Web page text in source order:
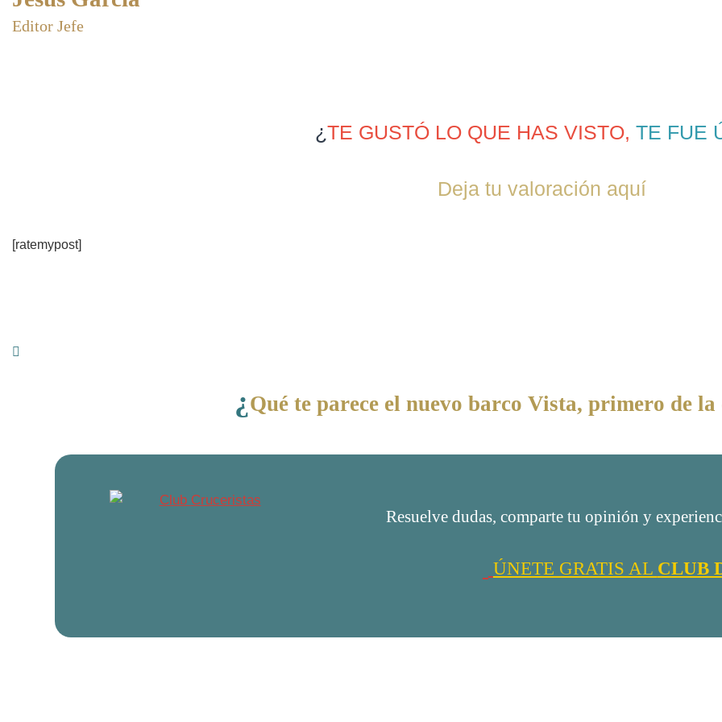
Editor Jefe
¿TE GUSTÓ LO QUE HAS VISTO, TE FUE
Deja tu valoración aquí
[ratemypost]
¿ Qué te parece el nuevo barco Vista, primero de
Resuelve dudas, comparte tu opinión y
ÚNETE GRATIS AL CLUB